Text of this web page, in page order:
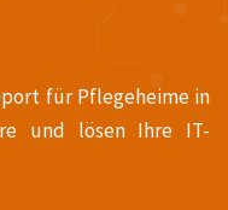
für Pflegeheime in
und lösen Ihre IT-